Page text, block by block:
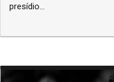
presídio...